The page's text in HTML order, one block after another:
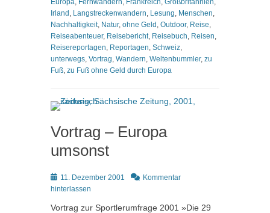
Irland Langstreckenwandern Lesung Menschen
Nachhaltigkeit, Natur, ohne Geld Outdoor, Reise
Reiseabenteuer, Reisebericht, Reisebuch Reisen
Reisereportagen Reportagen Schweiz
unterwegs Vortrag Wandern Weltenbummler, zu
Fuß zu Fuß ohne Geld durch Europa
Vortrag – Europa
umsonst
Posted
on
11. Dezember 2001
Kommentar
hinterlassen
Vortrag zur Sportlerumfrage 2001 »Die 29